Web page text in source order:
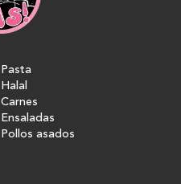
Pasta
Halal
Carnes
Ensaladas
Pollos asados